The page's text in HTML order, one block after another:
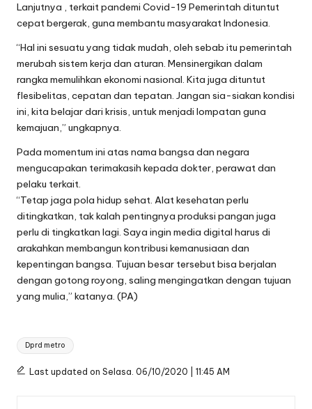
Lanjutnya , terkait pandemi Covid-19 Pemerintah dituntut
cepat bergerak, guna membantu masyarakat Indonesia.
“Hal ini sesuatu yang tidak mudah, oleh sebab itu pemerintah
merubah sistem kerja dan aturan. Mensinergikan dalam
rangka memulihkan ekonomi nasional. Kita juga dituntut
flesibelitas, cepatan dan tepatan. Jangan sia-siakan kondisi
ini, kita belajar dari krisis, untuk menjadi lompatan guna
kemajuan,” ungkapnya.
Pada momentum ini atas nama bangsa dan negara
mengucapakan terimakasih kepada dokter, perawat dan
pelaku terkait.
“Tetap jaga pola hidup sehat. Alat kesehatan perlu
ditingkatkan, tak kalah pentingnya produksi pangan juga
perlu di tingkatkan lagi. Saya ingin media digital harus di
arakahkan membangun kontribusi kemanusiaan dan
kepentingan bangsa. Tujuan besar tersebut bisa berjalan
dengan gotong royong, saling mengingatkan dengan tujuan
yang mulia,” katanya. (PA)
Tags:
Dprd metro
Last updated on Selasa. 06/10/2020 | 11:45 AM